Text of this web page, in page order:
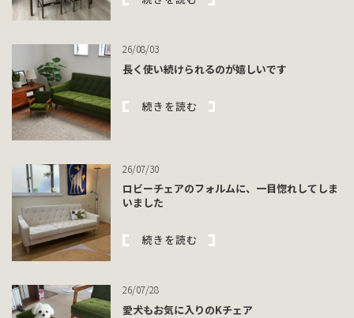
26/08/03
長く使い続けられるのが嬉しいです
続きを読む
26/07/30
ロビーチェアのフォルムに、一目惚れしてしま
いました
続きを読む
26/07/28
愛犬もお気に入りのKチェア